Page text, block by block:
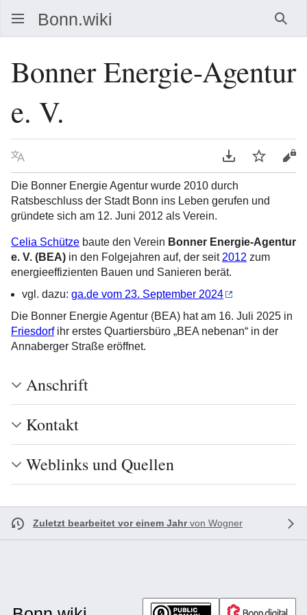
Bonner Energie-Agentur
e. V.
Sprache PDF
Die Bonner Energie Agentur wurde 2010 durch
Ratsbeschluss der Stadt Bonn ins Leben gerufen und
gründete sich am 12. Juni 2012 als Verein.
Celia Schütze baute den Verein Bonner Energie-Agentur
e. V. (BEA) in den Folgejahren auf, der seit 2012 zum
energieeffizienten Bauen und Sanieren berät.
vgl. dazu: ga.de vom 23. September 2024
Die Bonner Energie Agentur (BEA) hat am 16. Juli 2025 in
Friesdorfihr erstes Quartiersbüro „BEA nebenan“ in der
Annaberger Straße eröffnet.
Anschrift
Kontakt
Weblinks und Quellen
Zuletzt bearbeitet vor einem Jahrvon Wogner